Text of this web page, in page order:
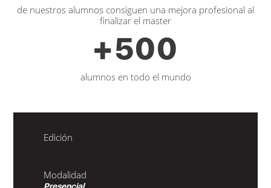
de nuestros alumnos consiguen una mejora profesional al
finalizar el master
+500
alumnos en todo el mundo
Edición
Modalidad
Presencial